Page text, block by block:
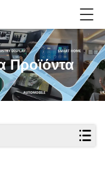
Προϊόντα